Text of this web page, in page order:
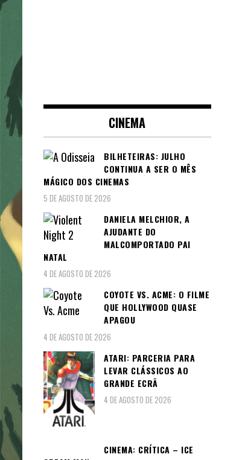
CINEMA
BILHETEIRAS: JULHO
CONTINUA A SER O MÊS
MÁGICO DOS CINEMAS
5 DE AGOSTO DE 2026
DANIELA MELCHIOR, A
AJUDANTE DO
MALCOMPORTADO PAI
NATAL
4 DE AGOSTO DE 2026
COYOTE VS. ACME: O FILME
QUE HOLLYWOOD QUASE
APAGOU
4 DE AGOSTO DE 2026
ATARI: PARCERIA PARA
LEVAR CLÁSSICOS AO
GRANDE ECRÃ
4 DE AGOSTO DE 2026
CINEMA: CRÍTICA – ICE